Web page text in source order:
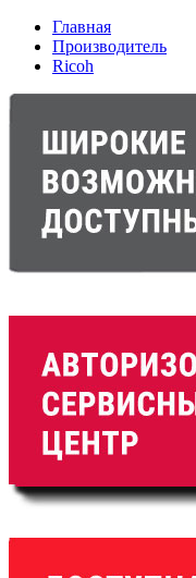
Главная
Производитель
Ricoh